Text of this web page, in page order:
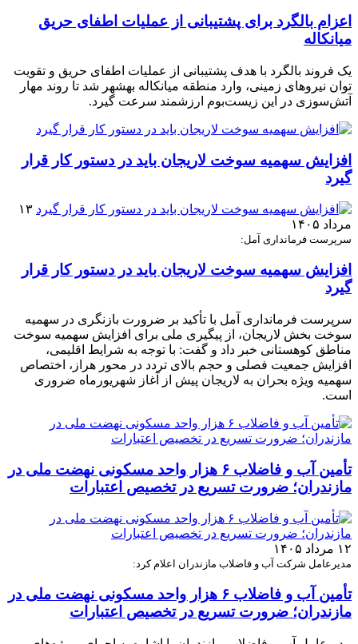
اعزام بالگرد برای پشتیبانی از عملیات اطفای حریق
میانکاله
یک فروند بالگرد با هدف پشتیبانی از عملیات اطفای حریق و تقویت
توان نیروهای زمینی، وارد منطقه میانکاله بهشهر شد تا روند مهار
آتش‌سوزی در این زیست‌بوم ارزشمند سرعت گیرد.
افزایش سهمیه سوخت لاریجان باید در دستور کار قرار
گیرد
۱۳
مرداد ۱۴۰۵
سرپرست فرمانداری آمل:
افزایش سهمیه سوخت لاریجان باید در دستور کار قرار
گیرد
سرپرست فرمانداری آمل با تأکید بر ضرورت بازنگری در سهمیه
سوخت بخش لاریجان، از پیگیری ملی برای افزایش سهمیه سوخت
مناطق کوهستانی خبر داد و گفت: با توجه به شرایط اقلیمی،
افزایش جمعیت فصلی و حجم بالای تردد در محور هراز، اختصاص
سهمیه ویژه بحران به لاریجان پیش از آغاز شهریورماه ضروری
است.
تأمین آب و فاضلاب ۶ هزار واحد مسکونی نهضت ملی در
مازندران؛ ضرورت تسریع در تخصیص اعتبارات
۱۲ مرداد ۱۴۰۵
مدیرعامل شرکت آب و فاضلاب مازندران اعلام کرد:
تأمین آب و فاضلاب ۶ هزار واحد مسکونی نهضت ملی در
مازندران؛ ضرورت تسریع در تخصیص اعتبارات